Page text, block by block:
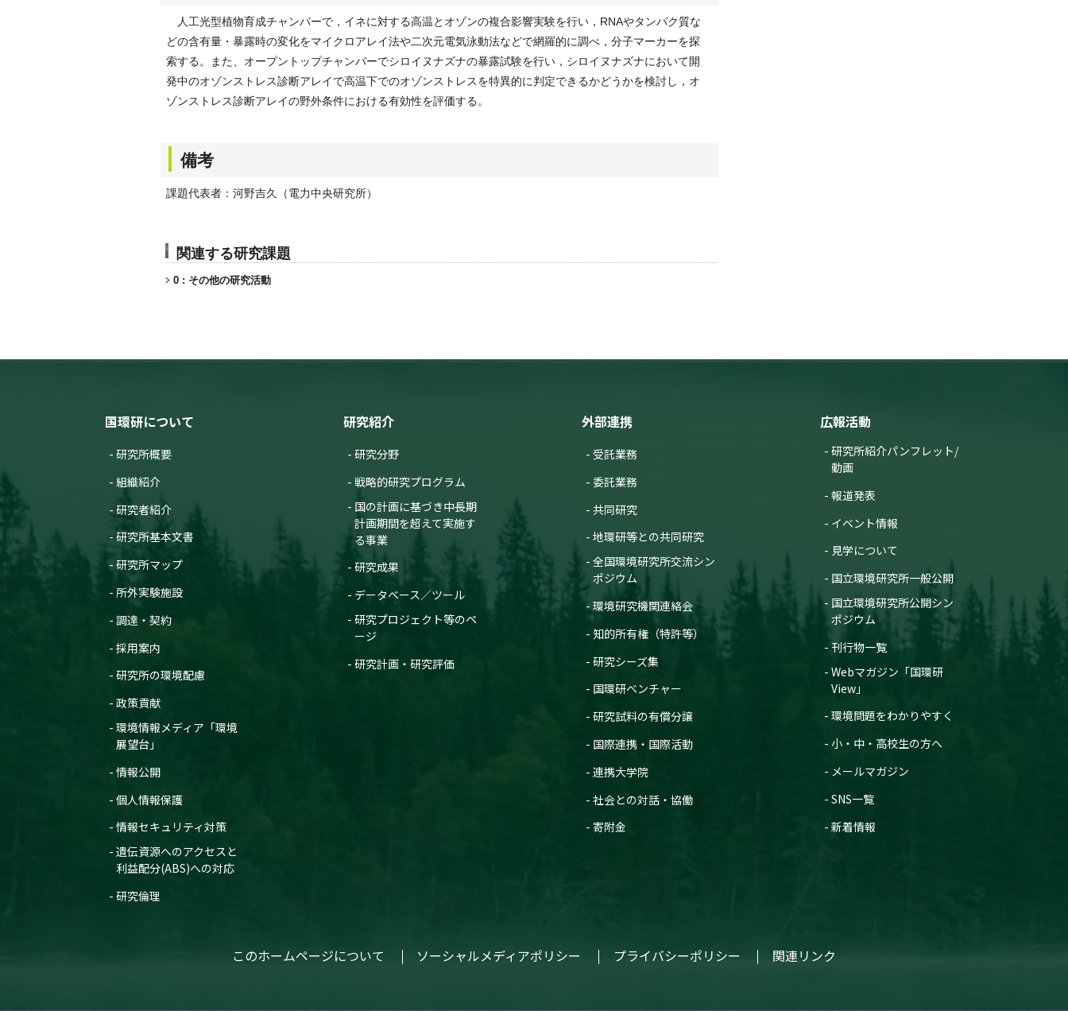
人工光型植物育成チャンバーで，イネに対する高温とオゾンの複合影響実験を行い，RNAやタンパク質な
どの含有量・暴露時の変化をマイクロアレイ法や二次元電気泳動法などで網羅的に調べ，分子マーカーを探
索する。また、オープントップチャンバーでシロイヌナズナの暴露試験を行い，シロイヌナズナにおいて開
発中のオゾンストレス診断アレイで高温下でのオゾンストレスを特異的に判定できるかどうかを検討し，オ
ゾンストレス診断アレイの野外条件における有効性を評価する。
備考
課題代表者：河野吉久（電力中央研究所）
関連する研究課題
0 : その他の研究活動
国環研について
研究所概要
組織紹介
研究者紹介
研究所基本文書
研究所マップ
所外実験施設
調達・契約
採用案内
研究所の環境配慮
政策貢献
環境情報メディア「環境
展望台」
情報公開
個人情報保護
情報セキュリティ対策
遺伝資源へのアクセスと
利益配分(ABS)への対応
研究倫理
研究紹介
研究分野
戦略的研究プログラム
国の計画に基づき中長期
計画期間を超えて実施す
る事業
研究成果
データベース／ツール
研究プロジェクト等のペ
ージ
研究計画・研究評価
外部連携
受託業務
委託業務
共同研究
地環研等との共同研究
全国環境研究所交流シン
ポジウム
環境研究機関連絡会
知的所有権（特許等）
研究シーズ集
国環研ベンチャー
研究試料の有償分譲
国際連携・国際活動
連携大学院
社会との対話・協働
寄附金
広報活動
研究所紹介パンフレット/
動画
報道発表
イベント情報
見学について
国立環境研究所一般公開
国立環境研究所公開シン
ポジウム
刊行物一覧
Webマガジン「国環研
View」
環境問題をわかりやすく
小・中・高校生の方へ
メールマガジン
SNS一覧
新着情報
このホームページについて ソーシャルメディアポリシー プライバシーポリシー 関連リンク